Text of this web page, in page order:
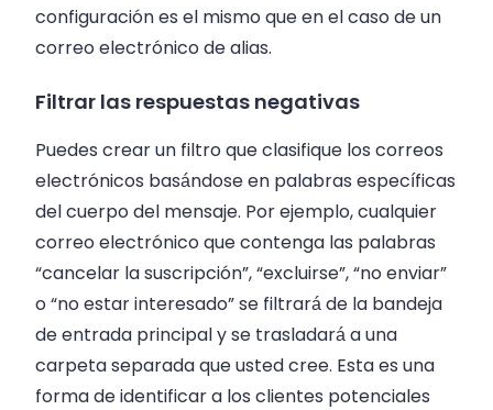
configuración es el mismo que en el caso de un
correo electrónico de alias.
Filtrar las respuestas negativas
Puedes crear un filtro que clasifique los correos
electrónicos basándose en palabras específicas
del cuerpo del mensaje. Por ejemplo, cualquier
correo electrónico que contenga las palabras
“cancelar la suscripción”, “excluirse”, “no enviar”
o “no estar interesado” se filtrará de la bandeja
de entrada principal y se trasladará a una
carpeta separada que usted cree. Esta es una
forma de identificar a los clientes potenciales